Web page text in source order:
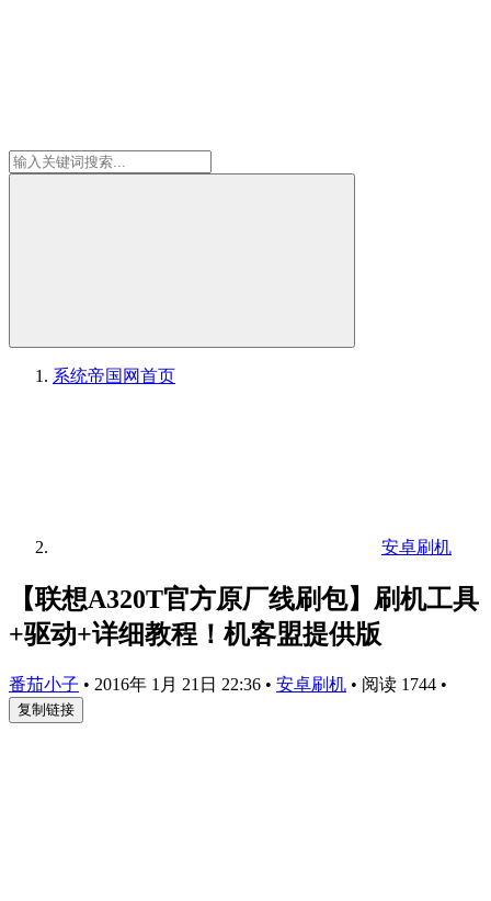
系统帝国网首页
安卓刷机
【联想A320T官方原厂线刷包】刷机工具
+驱动+详细教程！机客盟提供版
番茄小子 • 2016年 1月 21日 22:36 • 安卓刷机 • 阅读 1744 •
复制链接